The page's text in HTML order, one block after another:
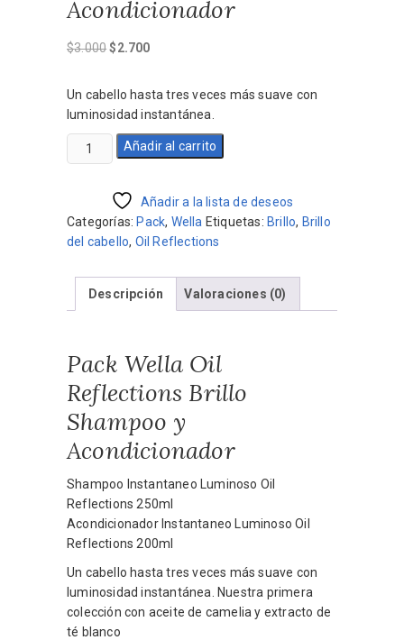
Acondicionador
$3.000El
original
era:
$2.700El
Un cabello hasta tres veces más suave con
luminosidad instantánea.
Pack
Wella
Reflections
Brillo
Shampoo
Acondicionador
cantidad
Añadir al carrito
Añadir a la lista de deseos
Categorías: Pack, Wella Etiquetas: Brillo, Brillo
del cabello, Oil Reflections
Descripción Valoraciones (0)
Pack Wella Oil
Reflections Brillo
Shampoo y
Acondicionador
Shampoo Instantaneo Luminoso Oil
Reflections 250ml
Acondicionador Instantaneo Luminoso Oil
Reflections 200ml
Un cabello hasta tres veces más suave con
luminosidad instantánea. Nuestra primera
colección con aceite de camelia y extracto de
té blanco